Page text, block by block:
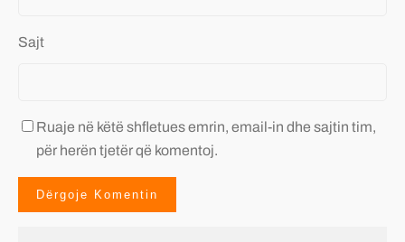
Sajt
Ruaje në këtë shfletues emrin, email-in dhe sajtin tim,
për herën tjetër që komentoj.